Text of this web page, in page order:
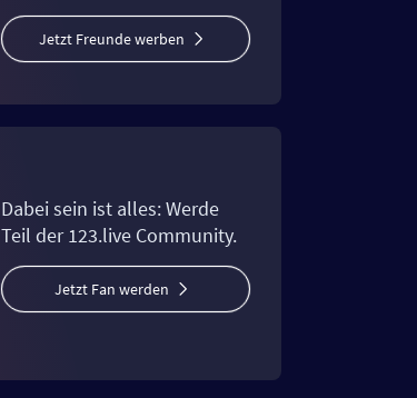
Jetzt Freunde werben
Dabei sein ist alles: Werde
Teil der 123.live Community.
Jetzt Fan werden